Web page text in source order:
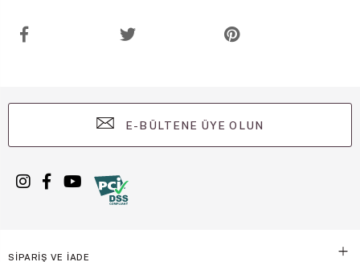
E-BÜLTENE ÜYE OLUN
SİPARİŞ VE İADE